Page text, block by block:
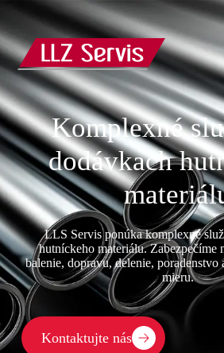
Komplexné
dodávkach
LLS Servis ponúka komplexné
hutníckeho materiálu. Zabezpečíme
balenie, dopravu, delenie, poradenstvo
mieru.
Kontaktujte nás